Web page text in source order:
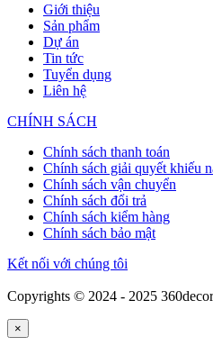
Giới thiệu
Sản phẩm
Dự án
Tin tức
Tuyển dụng
Liên hệ
CHÍNH SÁCH
Chính sách thanh toán
Chính sách giải quyết khiếu
Chính sách vận chuyển
Chính sách đổi trả
Chính sách kiểm hàng
Chính sách bảo mật
Kết nối với chúng tôi
Copyrights © 2024 - 2025
×